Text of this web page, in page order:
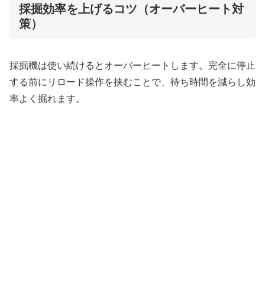
採掘効率を上げるコツ（オーバーヒート対
策）
採掘機は使い続けるとオーバーヒートします。完全に停止
する前にリロード操作を挟むことで、待ち時間を減らし効
率よく掘れます。